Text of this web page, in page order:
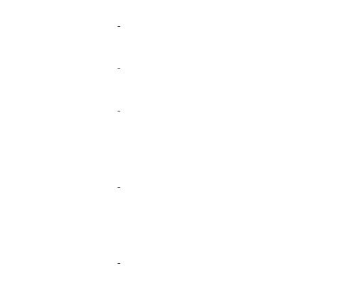
-
-
-
-
-